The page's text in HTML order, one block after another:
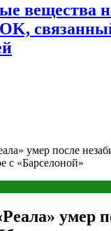
вещества
умер после
с «Барселоной»
умер